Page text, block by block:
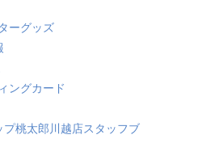
ーグッズ
ングカード
プ桃太郎川越店スタッフブ